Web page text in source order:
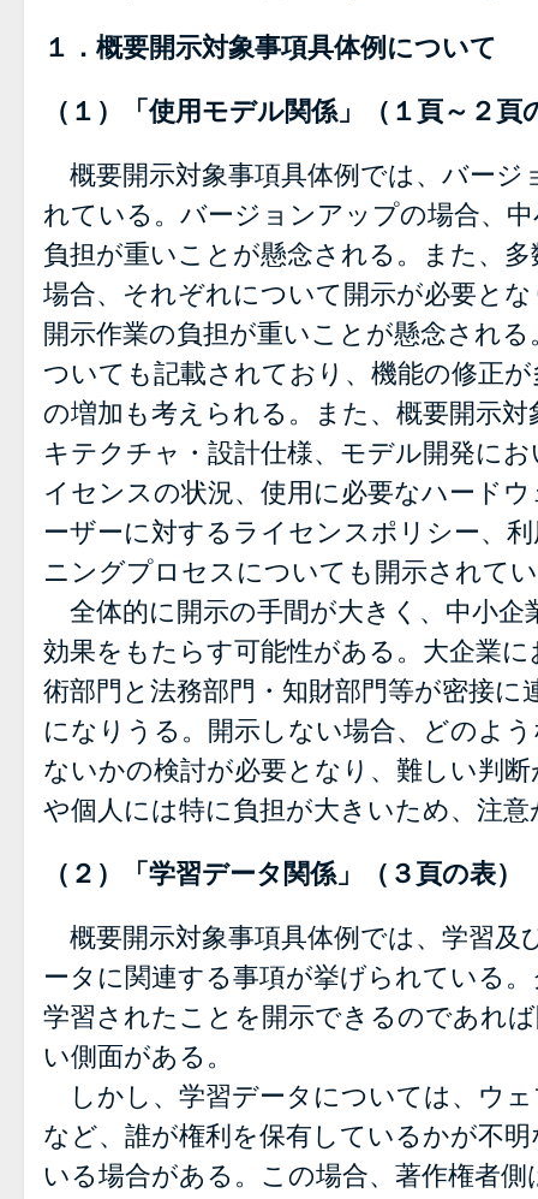
１．概要開示対象事項具体例について
（１）「使用モデル関係」（１頁～２頁
概要開示対象事項具体例では、バージ
れている。バージョンアップの場合、
負担が重いことが懸念される。また、
場合、それぞれについて開示が必要と
開示作業の負担が重いことが懸念され
ついても記載されており、機能の修正
の増加も考えられる。また、概要開示
キテクチャ・設計仕様、モデル開発に
イセンスの状況、使用に必要なハード
ーザーに対するライセンスポリシー、
ニングプロセスについても開示されて
全体的に開示の手間が大きく、中小企
効果をもたらす可能性がある。大企業
術部門と法務部門・知財部門等が密接に
になりうる。開示しない場合、どのよ
ないかの検討が必要となり、難しい判
や個人には特に負担が大きいため、注
（２）「学習データ関係」（３頁の表）
概要開示対象事項具体例では、学習及
ータに関連する事項が挙げられている
学習されたことを開示できるのであれ
い側面がある。
しかし、学習データについては、ウ
など、誰が権利を保有しているかが不
いる場合がある。この場合、著作権者